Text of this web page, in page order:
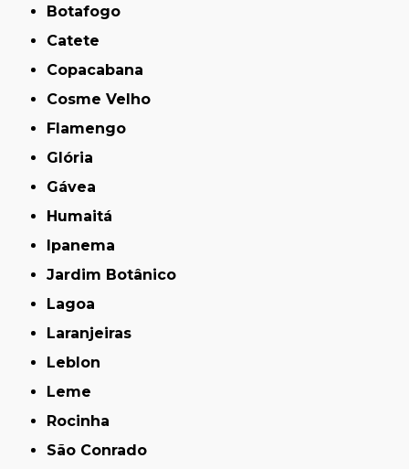
Botafogo
Catete
Copacabana
Cosme Velho
Flamengo
Glória
Gávea
Humaitá
Ipanema
Jardim Botânico
Lagoa
Laranjeiras
Leblon
Leme
Rocinha
São Conrado